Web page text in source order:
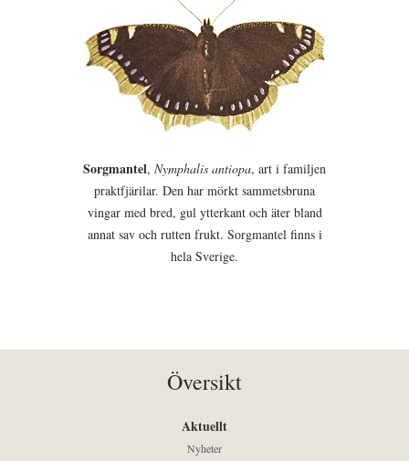
Sorgmantel, Nymphalis antiopa, art i familjen
praktfjärilar. Den har mörkt sammetsbruna
vingar med bred, gul ytterkant och äter bland
annat sav och rutten frukt. Sorgmantel finns i
hela Sverige.
Översikt
Aktuellt
Nyheter